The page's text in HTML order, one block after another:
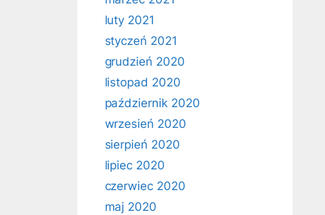
luty 2021
styczeń 2021
grudzień 2020
listopad 2020
październik 2020
wrzesień 2020
sierpień 2020
lipiec 2020
czerwiec 2020
maj 2020